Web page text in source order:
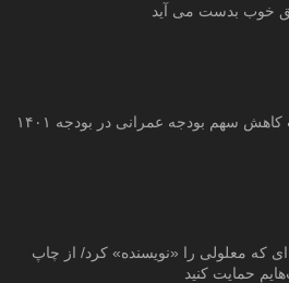
خوب بدست می آید
سهم بودجه عمرانی در بودجه ۱۴۰۱
که معلولی را «نویسنده» کرد/ از چاپ
حمایت کنید